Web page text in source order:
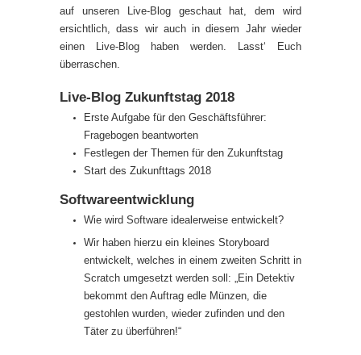
auf unseren Live-Blog geschaut hat, dem wird
ersichtlich, dass wir auch in diesem Jahr wieder
einen Live-Blog haben werden. Lasst‘ Euch
überraschen.
Live-Blog Zukunftstag 2018
Erste Aufgabe für den Geschäftsführer:
Fragebogen beantworten
Festlegen der Themen für den Zukunftstag
Start des Zukunfttags 2018
Softwareentwicklung
Wie wird Software idealerweise entwickelt?
Wir haben hierzu ein kleines Storyboard
entwickelt, welches in einem zweiten Schritt in
Scratch umgesetzt werden soll: „Ein Detektiv
bekommt den Auftrag edle Münzen, die
gestohlen wurden, wieder zufinden und den
Täter zu überführen!“